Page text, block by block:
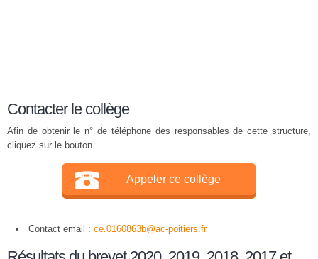
Contacter le collège
Afin de obtenir le n° de téléphone des responsables de cette structure,
cliquez sur le bouton.
Appeler ce collège
Contact email : ce.0160863b@ac-poitiers.fr